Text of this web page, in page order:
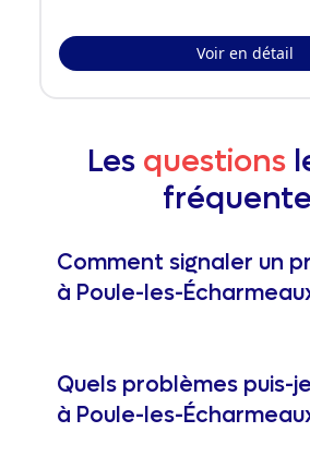
Voir en détail
Les questions
Comment signaler un
à Poule-les-
Quels problèmes puis-
à Poule-les-